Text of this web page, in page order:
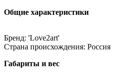
Общие характеристики
Бренд: 'Love2art'
Страна происхождения: Россия
Габариты и вес